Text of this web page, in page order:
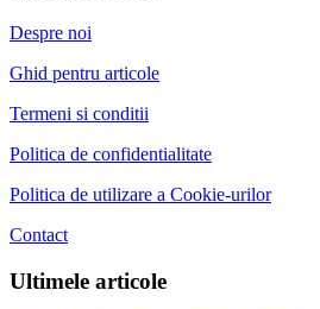
Despre noi
Ghid pentru articole
Termeni si conditii
Politica de confidentialitate
Politica de utilizare a Cookie-urilor
Contact
Ultimele articole